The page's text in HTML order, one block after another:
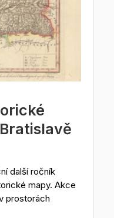
další ročník
mapy. Akce
prostorách